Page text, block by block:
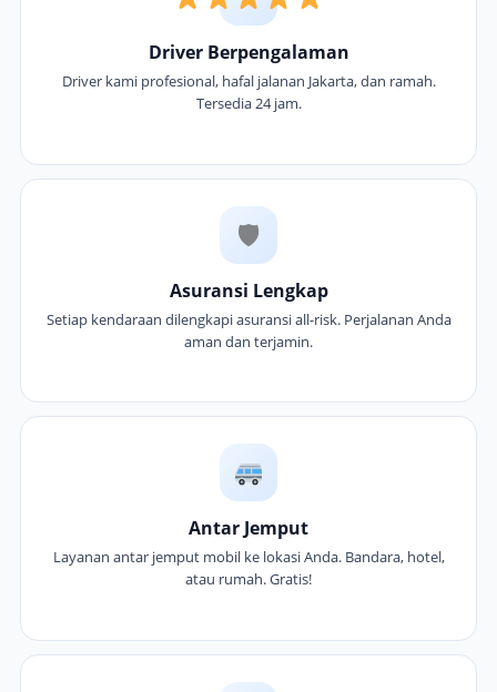
Driver Berpengalaman
Driver kami profesional, hafal jalanan Jakarta, dan ramah.
Tersedia 24 jam.
🛡
Asuransi Lengkap
Setiap kendaraan dilengkapi asuransi all-risk. Perjalanan Anda
aman dan terjamin.
Antar Jemput
Layanan antar jemput mobil ke lokasi Anda. Bandara, hotel,
atau rumah. Gratis!